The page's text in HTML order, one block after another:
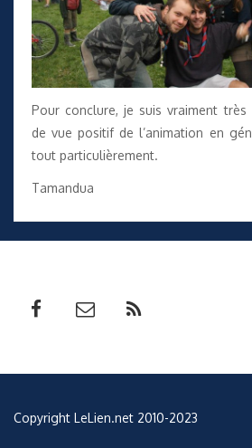
Pour conclure, je suis vraiment très
de vue positif de l’animation en
tout particulièrement.
Tamandua
Copyright LeLien.net 2010-2023